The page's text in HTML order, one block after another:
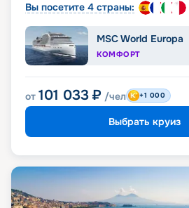
Вы посетите 4 страны:
MSC World Europa
КОМФОРТ
от 101 033 ₽ /чел +1 000
Выбрать круиз